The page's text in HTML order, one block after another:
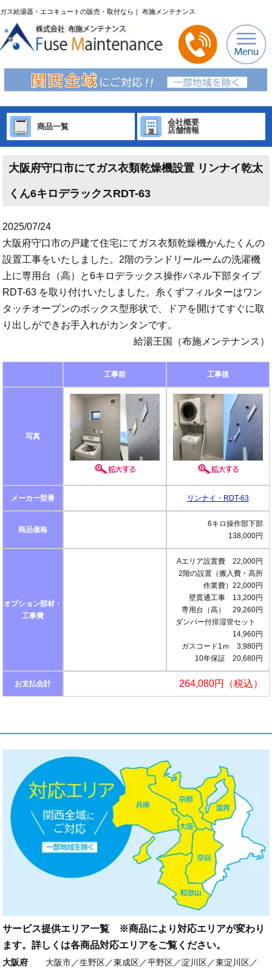
ガス給湯器・エコキュートの販売・取付なら｜ 布施メンテナンス
商品一覧
会社概要
店舗情報
大阪府守口市にてガス衣類乾燥機設置 リンナイ乾太
くん6キロデラックスRDT-63
2025/07/24
大阪府守口市の戸建て住宅にてガス衣類乾燥機かんたくんの
設置工事をいたしました。2階のランドリールームの洗濯機
上に専用台（高）と6キロデラックス操作パネル下部タイプ
RDT-63 を取り付けいたしました。糸くずフィルターはワン
タッチオープンのボックス型形状で、ドアを開けてすぐに取
り出しができお手入れがカンタンです。
給湯王国（布施メンテナンス）
工事前 工事後
写真
メーカー型番 リンナイ・RDT-63
商品価格
6キロ操作部下部
138,000円
オプション部材・
工事費
Aエリア設置費 22,000円
2階の設置（搬入費・高所
作業費）22,000円
壁貫通工事 13,200円
専用台（高） 29,260円
ダンパー付排湿管セット
14,960円
ガスコード1ｍ 3,980円
10年保証 20,680円
お支払合計 264,080円（税込）
サービス提供エリア一覧 ※商品により対応エリアが変わり
ます。詳しくは各商品対応エリアをご覧ください。
大阪府
大阪市／生野区／東成区／平野区／淀川区／東淀川区／